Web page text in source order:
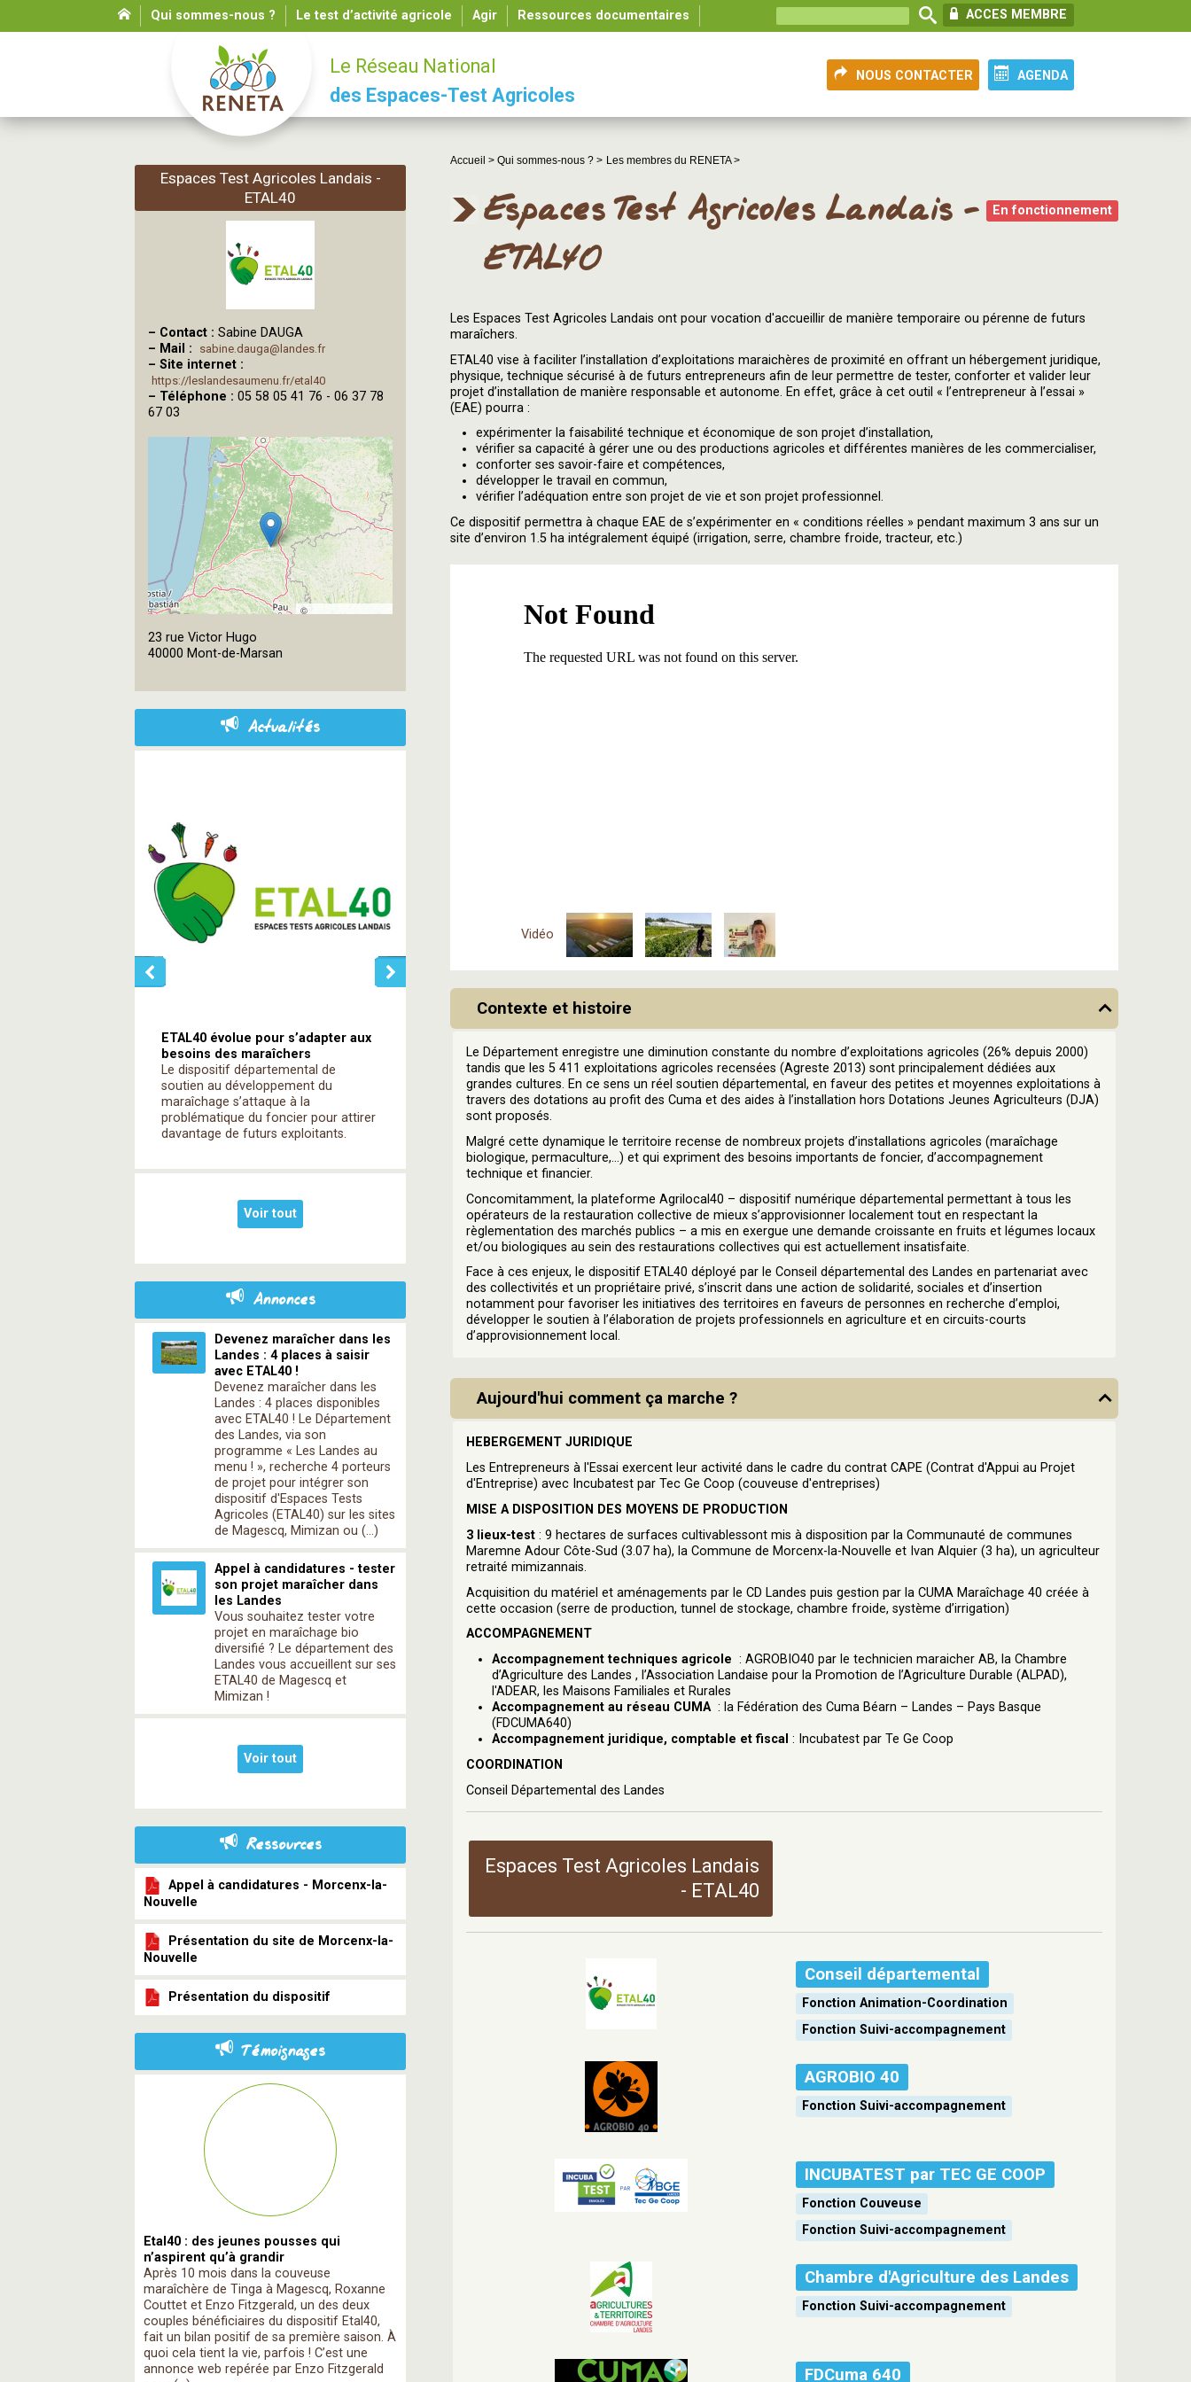
Qui sommes-nous ? Le test d’activité agricole Agir Ressources documentaires ACCES MEMBRE
AGENDA
NOUS CONTACTER
Le Réseau National
des Espaces-Test Agricoles
Accueil > Qui sommes-nous ? > Les membres du RENETA >
En fonctionnement
Espaces Test Agricoles Landais -
ETAL40
Les Espaces Test Agricoles Landais ont pour vocation d'accueillir de manière temporaire ou pérenne de futurs
maraîchers.
ETAL40 vise à faciliter l’installation d’exploitations maraichères de proximité en offrant un hébergement juridique,
physique, technique sécurisé à de futurs entrepreneurs afin de leur permettre de tester, conforter et valider leur
projet d’installation de manière responsable et autonome. En effet, grâce à cet outil « l’entrepreneur à l’essai »
(EAE) pourra :
expérimenter la faisabilité technique et économique de son projet d’installation,
vérifier sa capacité à gérer une ou des productions agricoles et différentes manières de les commercialiser,
conforter ses savoir-faire et compétences,
développer le travail en commun,
vérifier l’adéquation entre son projet de vie et son projet professionnel.
Ce dispositif permettra à chaque EAE de s’expérimenter en « conditions réelles » pendant maximum 3 ans sur un
site d’environ 1.5 ha intégralement équipé (irrigation, serre, chambre froide, tracteur, etc.)
Vidéo
Contexte et histoire
Le Département enregistre une diminution constante du nombre d’exploitations agricoles (26% depuis 2000)
tandis que les 5 411 exploitations agricoles recensées (Agreste 2013) sont principalement dédiées aux
grandes cultures. En ce sens un réel soutien départemental, en faveur des petites et moyennes exploitations à
travers des dotations au profit des Cuma et des aides à l’installation hors Dotations Jeunes Agriculteurs (DJA)
sont proposés.
Malgré cette dynamique le territoire recense de nombreux projets d’installations agricoles (maraîchage
biologique, permaculture,…) et qui expriment des besoins importants de foncier, d’accompagnement
technique et financier.
Concomitamment, la plateforme Agrilocal40 – dispositif numérique départemental permettant à tous les
opérateurs de la restauration collective de mieux s’approvisionner localement tout en respectant la
règlementation des marchés publics – a mis en exergue une demande croissante en fruits et légumes locaux
et/ou biologiques au sein des restaurations collectives qui est actuellement insatisfaite.
Face à ces enjeux, le dispositif ETAL40 déployé par le Conseil départemental des Landes en partenariat avec
des collectivités et un propriétaire privé, s’inscrit dans une action de solidarité, sociales et d’insertion
notamment pour favoriser les initiatives des territoires en faveurs de personnes en recherche d’emploi,
développer le soutien à l’élaboration de projets professionnels en agriculture et en circuits-courts
d’approvisionnement local.
Aujourd'hui comment ça marche ?
HEBERGEMENT JURIDIQUE
Les Entrepreneurs à l'Essai exercent leur activité dans le cadre du contrat CAPE (Contrat d'Appui au Projet
d'Entreprise) avec Incubatest par Tec Ge Coop (couveuse d'entreprises)
MISE A DISPOSITION DES MOYENS DE PRODUCTION
3 lieux-test : 9 hectares de surfaces cultivablessont mis à disposition par la Communauté de communes
Maremne Adour Côte-Sud (3.07 ha), la Commune de Morcenx-la-Nouvelle et Ivan Alquier (3 ha), un agriculteur
retraité mimizannais.
Acquisition du matériel et aménagements par le CD Landes puis gestion par la CUMA Maraîchage 40 créée à
cette occasion (serre de production, tunnel de stockage, chambre froide, système d’irrigation)
ACCOMPAGNEMENT
Accompagnement techniques agricole : AGROBIO40 par le technicien maraicher AB, la Chambre
d’Agriculture des Landes , l’Association Landaise pour la Promotion de l’Agriculture Durable (ALPAD),
l'ADEAR, les Maisons Familiales et Rurales
Accompagnement au réseau CUMA : la Fédération des Cuma Béarn – Landes – Pays Basque
(FDCUMA640)
Accompagnement juridique, comptable et fiscal : Incubatest par Te Ge Coop
COORDINATION
Conseil Départemental des Landes
Espaces Test Agricoles Landais
- ETAL40
Conseil départemental
Fonction Animation-Coordination
Fonction Suivi-accompagnement
AGROBIO 40
Fonction Suivi-accompagnement
INCUBATEST par TEC GE COOP
Fonction Couveuse
Fonction Suivi-accompagnement
Chambre d'Agriculture des Landes
Fonction Suivi-accompagnement
FDCuma 640
Espaces Test Agricoles Landais -
ETAL40
– Contact : Sabine DAUGA
– Mail : sabine.dauga@landes.fr
– Site internet :
https://leslandesaumenu.fr/etal40
– Téléphone : 05 58 05 41 76 - 06 37 78
67 03
©
23 rue Victor Hugo
40000 Mont-de-Marsan
Actualités
ETAL40 évolue pour s’adapter aux
besoins des maraîchers
Le dispositif départemental de
soutien au développement du
maraîchage s’attaque à la
problématique du foncier pour attirer
davantage de futurs exploitants.
Voir tout
Annonces
Devenez maraîcher dans les
Landes : 4 places à saisir
avec ETAL40 !
Devenez maraîcher dans les
Landes : 4 places disponibles
avec ETAL40 ! Le Département
des Landes, via son
programme « Les Landes au
menu ! », recherche 4 porteurs
de projet pour intégrer son
dispositif d'Espaces Tests
Agricoles (ETAL40) sur les sites
de Magescq, Mimizan ou (…)
Appel à candidatures - tester
son projet maraîcher dans
les Landes
Vous souhaitez tester votre
projet en maraîchage bio
diversifié ? Le département des
Landes vous accueillent sur ses
ETAL40 de Magescq et
Mimizan !
Voir tout
Ressources
Appel à candidatures - Morcenx-la-
Nouvelle
Présentation du site de Morcenx-la-
Nouvelle
Présentation du dispositif
Témoignages
Etal40 : des jeunes pousses qui
n’aspirent qu’à grandir
Après 10 mois dans la couveuse
maraîchère de Tinga à Magescq, Roxanne
Couttet et Enzo Fitzgerald, un des deux
couples bénéficiaires du dispositif Etal40,
fait un bilan positif de sa première saison. À
quoi cela tient la vie, parfois ! C’est une
annonce web repérée par Enzo Fitzgerald